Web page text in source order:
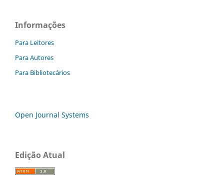
Informações
Para Leitores
Para Autores
Para Bibliotecários
Open Journal Systems
Edição Atual